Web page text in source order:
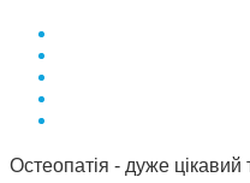
Остеопатія - дуже